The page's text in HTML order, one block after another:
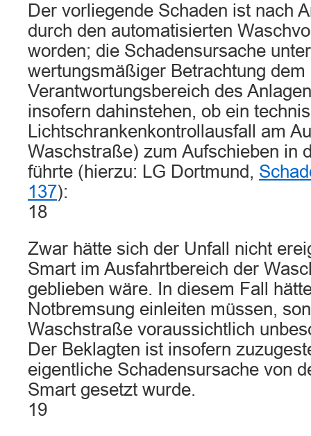
Der vorliegende Schaden ist nach
durch den automatisierten
worden; die Schadensursache
wertungsmäßiger Betrachtung dem
Verantwortungsbereich des
insofern dahinstehen, ob ein
Lichtschrankenkontrollausfall am
Waschstraße) zum Aufschieben in
führte (hierzu: LG Dortmund,
137):
18
Zwar hätte sich der Unfall nicht
Smart im Ausfahrtbereich der
geblieben wäre. In diesem Fall
Notbremsung einleiten müssen,
Waschstraße voraussichtlich
Der Beklagten ist insofern
eigentliche Schadensursache von
Smart gesetzt wurde.
19